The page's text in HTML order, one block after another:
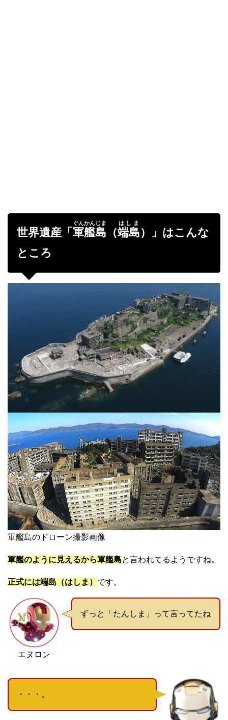
世界遺産「 軍艦島
ぐんかんじま
（端島
はしま
）」はこんな
ところ
軍艦島のドローン撮影画像
軍艦のように見えるから軍艦島と言われてるようですね。
正式には端島（はしま） です。
エヌロン
ずっと「たんしま」って言ってたね
・・・。